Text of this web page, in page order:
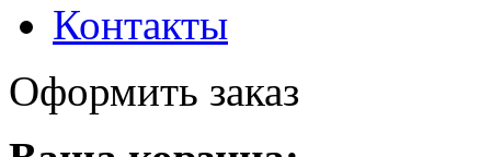
Контакты
Оформить заказ